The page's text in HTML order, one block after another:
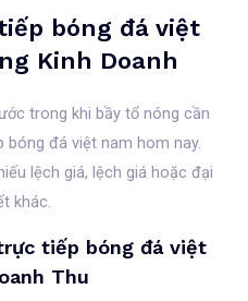
bóng đá việt
Kinh Doanh
trong khi bầy tổ nóng cần
đá việt nam hom nay.
lệch giá, lệch giá hoặc đại
khác.
tiếp bóng đá việt
Thu